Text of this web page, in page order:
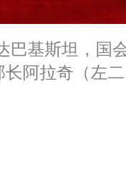
巴基斯坦，国
阿拉奇（左